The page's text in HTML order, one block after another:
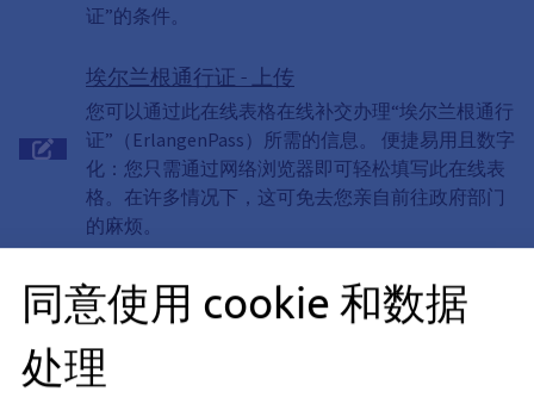
证”的条件。
埃尔兰根通行证 - 上传
您可以通过此在线表格在线补交办理“埃尔兰根通行
证”（ErlangenPass）所需的信息。 便捷易用且数字
化：您只需通过网络浏览器即可轻松填写此在线表
格。在许多情况下，这可免去您亲自前往政府部门
的麻烦。
同意使用 cookie 和数据
处理